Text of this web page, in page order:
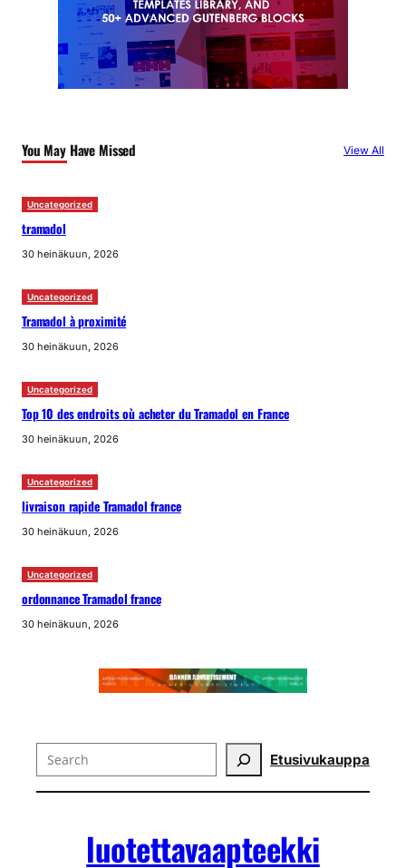
You May Have Missed View All
Uncategorized
tramadol
30 heinäkuun, 2026
Uncategorized
Tramadol à proximité
30 heinäkuun, 2026
Uncategorized
Top 10 des endroits où acheter du Tramadol en France
30 heinäkuun, 2026
Uncategorized
livraison rapide Tramadol france
30 heinäkuun, 2026
Uncategorized
ordonnance Tramadol france
30 heinäkuun, 2026
Search Etusivukauppa
luotettavaapteekki